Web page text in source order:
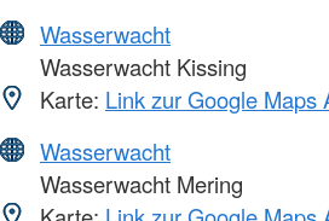
Wasserwacht
Wasserwacht Kissing
Karte: Link zur Google Maps
Wasserwacht
Wasserwacht Mering